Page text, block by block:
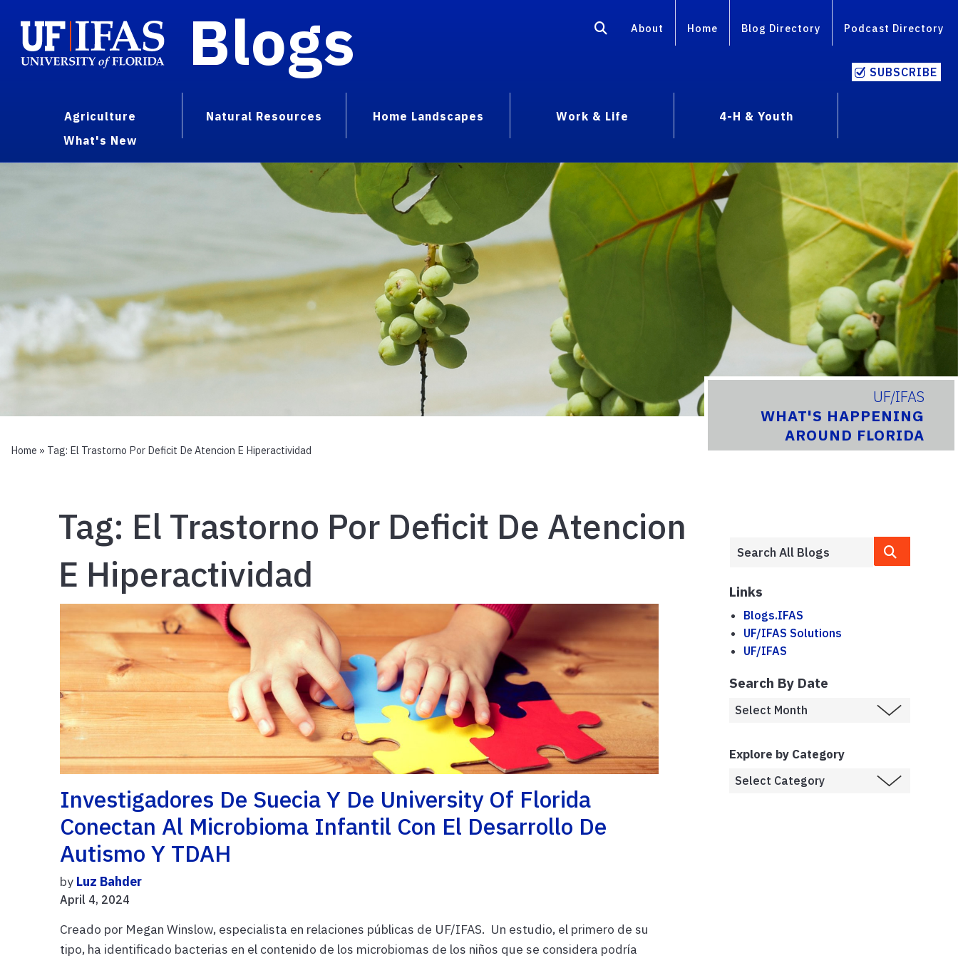
Blogs About Home Blog Directory Podcast Directory
SUBSCRIBE
Agriculture Natural Resources Home Landscapes Work & Life
4-H & Youth
What's New
UF/IFAS
WHAT'S HAPPENING
AROUND FLORIDA
Home » Tag: El Trastorno Por Deficit De Atencion E Hiperactividad
Tag: El Trastorno Por Deficit De Atencion
E Hiperactividad
Investigadores De Suecia Y De University Of Florida
Conectan Al Microbioma Infantil Con El Desarrollo De
Autismo Y TDAH
by Luz Bahder
April 4, 2024
Creado por Megan Winslow, especialista en relaciones públicas de UF/IFAS. Un estudio, el primero de su
tipo, ha identificado bacterias en el contenido de los microbiomas de los niños que se considera podría
Links
Blogs.IFAS
UF/IFAS Solutions
UF/IFAS
Search By Date
Explore by Category